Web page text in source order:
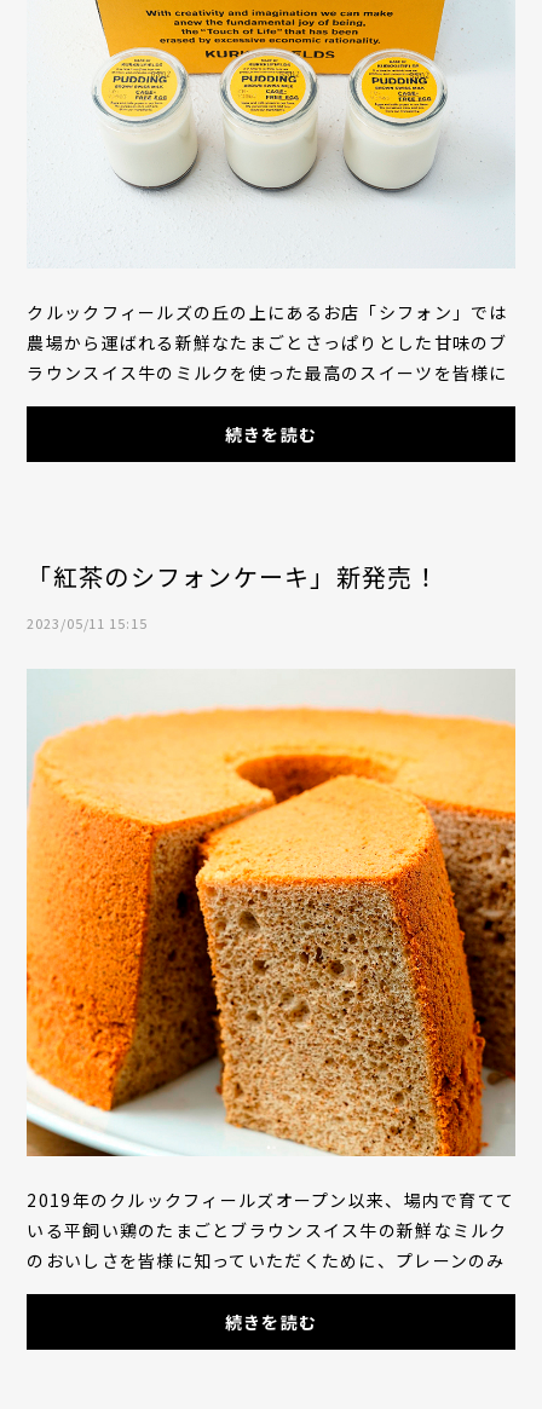
クルックフィールズの丘の上にあるお店「シフォン」では
農場から運ばれる新鮮なたまごとさっぱりとした甘味のブ
ラウンスイス牛のミルクを使った最高のスイーツを皆様に
お届けするため、日々励んでいます。今まで...
続きを読む
「紅茶のシフォンケーキ」新発売！
2023/05/11 15:15
2019年のクルックフィールズオープン以来、場内で育てて
いる平飼い鶏のたまごとブラウンスイス牛の新鮮なミルク
のおいしさを皆様に知っていただくために、プレーンのみ
で販売してきました。いろいろな味が楽しめ...
続きを読む